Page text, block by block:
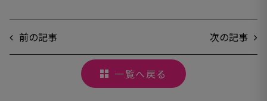
前の記事 次の記事
一覧へ戻る